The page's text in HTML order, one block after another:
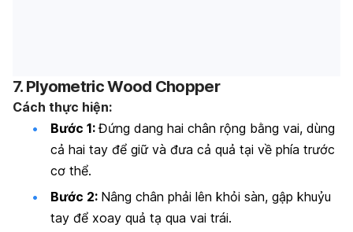
7. Plyometric Wood Chopper
Cách thực hiện:
Bước 1:Đứng dang hai chân rộng bằng vai, dùng
cả hai tay để giữ và đưa cả quả tại về phía trước
cơ thể.
Bước 2: Nâng chân phải lên khỏi sàn, gập khuỷu
tay để xoay quả tạ qua vai trái.